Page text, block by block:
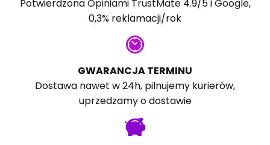
PotwierdzonaOpiniami TrustMate4.9/5 iGoogle,
0,3% reklamacji/rok
GWARANCJA TERMINU
Dostawa nawet w 24h, pilnujemy kurierów,
uprzedzamy o dostawie